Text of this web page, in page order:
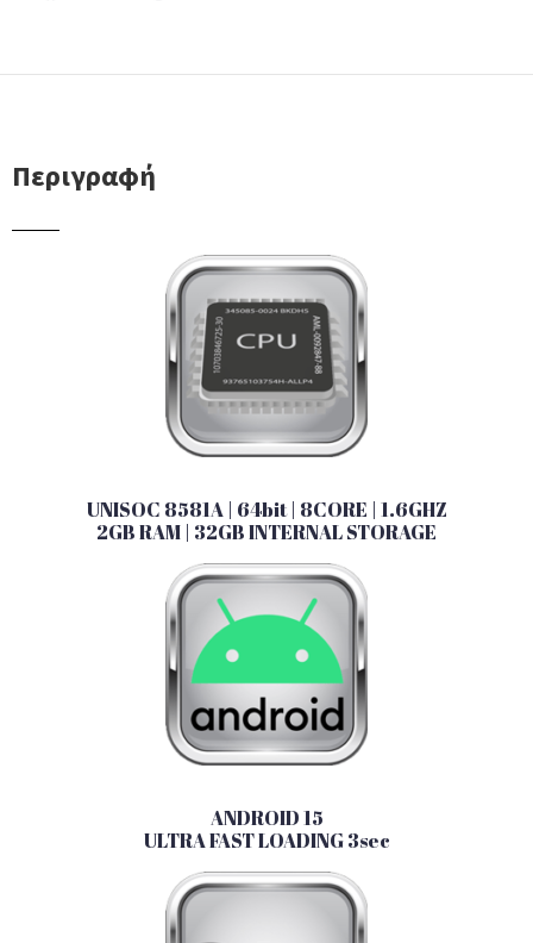
Περιγραφή
UNISOC 8581A | 64bit | 8CORE | 1.6GHZ
2GB RAM | 32GB INTERNAL STORAGE
ANDROID 15
ULTRA FAST LOADING 3sec